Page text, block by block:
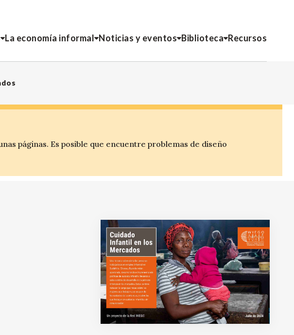
La economía informal Noticias y eventos Biblioteca Recursos
páginas. Es posible que encuentre problemas de diseño